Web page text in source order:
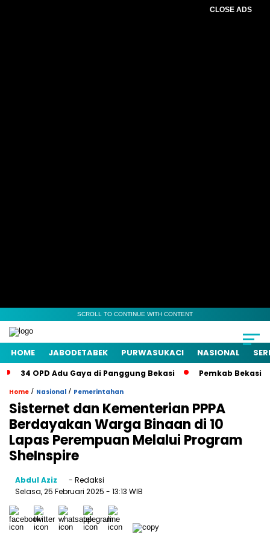
CLOSE ADS
SCROLL TO CONTINUE WITH CONTENT
HOME JABODETABEK PURWASUKACI NASIONAL
34 OPD Adu Gaya di Panggung Bekasi Pemkab Bekasi
Home / Nasional / Pemerintahan
Sisternet dan Kementerian PPPA
Berdayakan Warga Binaan di 10
Lapas Perempuan Melalui Program
SheInspire
Abdul Aziz
- Redaksi
Selasa, 25 Februari 2025 - 13:13 WIB